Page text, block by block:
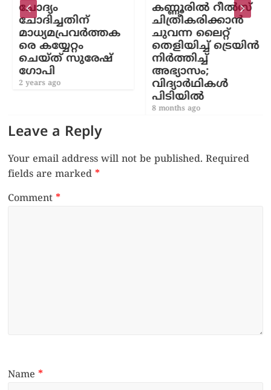
ചോദ്യം
ചോദിച്ചതിന്
മാധ്യമപ്രവർത്തക
രെ കയ്യേറ്റം
ചെയ്ത് സുരേഷ്
ഗോപി
2 years ago
കണ്ണൂരിൽ റീൽസ്
ചിത്രീകരിക്കാൻ
ചുവന്ന ലൈറ്റ്
തെളിയിച്ച് ട്രെയിൻ
നിർത്തിച്ച്
അഭ്യാസം;
വിദ്യാർഥികൾ
പിടിയിൽ
8 months ago
Leave a Reply
Your email address will not be published. Required
fields are marked*
Comment*
Name*